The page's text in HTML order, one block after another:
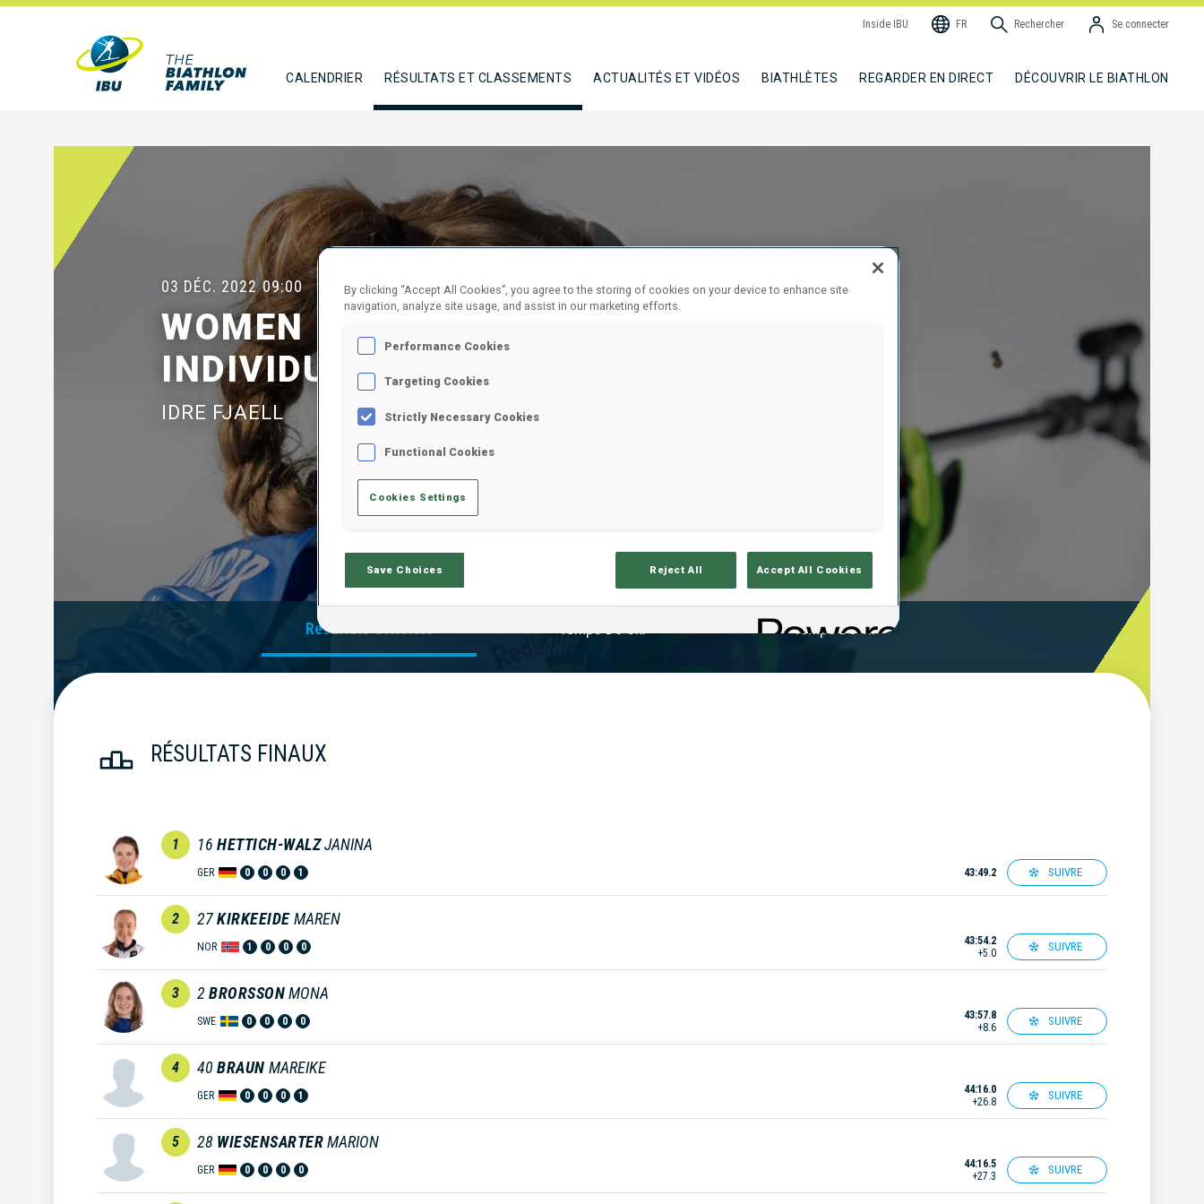
Inside IBU FR Rechercher Se connecter
CALENDRIER RÉSULTATS ET CLASSEMENTS ACTUALITÉS ET VIDÉOS BIATHLÈTES REGARDER EN DIRECT DÉCOUVRIR LE BIATHLON
03 DÉC. 2022 09:00
WOMEN 15 KM
INDIVIDUAL
IDRE FJAELL
Résultats Officiels Temps De Tir
RÉSULTATS FINAUX
1 16 HETTICH-WALZJANINA
GER 0 0 0 1 43:49.2 SUIVRE
2 27KIRKEEIDE MAREN
NOR 1 0 0 0
43:54.2
+5.0
SUIVRE
3 2 BRORSSONMONA
SWE 0 0 0 0
43:57.8
+8.6
SUIVRE
4 40 BRAUN MAREIKE
GER 0 0 0 1
44:16.0
+26.8
SUIVRE
5 28 WIESENSARTERMARION
GER 0 0 0 0
44:16.5
+27.3
SUIVRE
By clicking “Accept All Cookies”, you agree to the storing of cookies on your device to enhance site
navigation, analyze site usage, and assist in our marketing efforts.
Performance Cookies
Targeting Cookies
Strictly Necessary Cookies
Functional Cookies
Cookies Settings
Save Choices Reject All Accept All Cookies